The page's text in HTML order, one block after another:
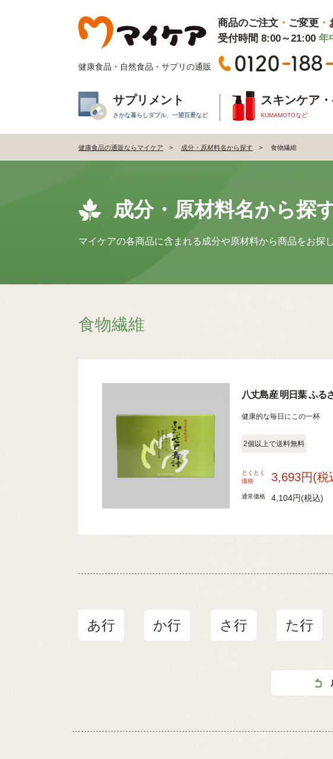
健康食品・自然食品・サプリの通販
商品のご注文 ・ ご変更 ・
受付時間 8:00～21:00 年
サプリメント
さかな暮らしダブル、一望百景など
スキンケア
KUMAMOTOなど
健康食品の通販ならマイケア 成分・原材料名から探す 食物繊維
成分・原材料名から探
マイケアの各商品に含まれる成分や原材料から商品をお探
食物繊維
八丈島産 明日葉 ふる
健康的な毎日にこの一杯
2個以上で送料無料
とくとく
価格
3,693円(税
通常価格 4,104円(税込)
あ行 か行 さ行 た行